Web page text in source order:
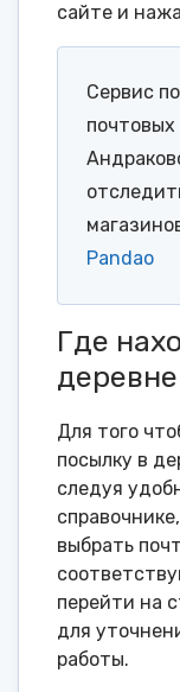
сайте и
Сервис по
Pandao
Где
Для того
посылку в
следуя
выбрать
перейти на
для
работы.